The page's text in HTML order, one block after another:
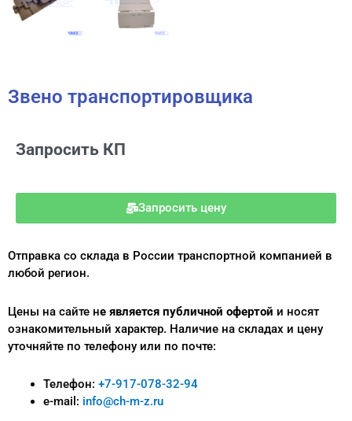
Звено транспортировщика
Запросить КП
Запросить цену
Отправка со склада в России транспортной компанией в
любой регион.
Цены на сайте не является публичной офертой и носят
ознакомительный характер. Наличие на складах и цену
уточняйте по телефону или по почте:
Телефон: +7-917-078-32-94
e-mail: info@ch-m-z.ru